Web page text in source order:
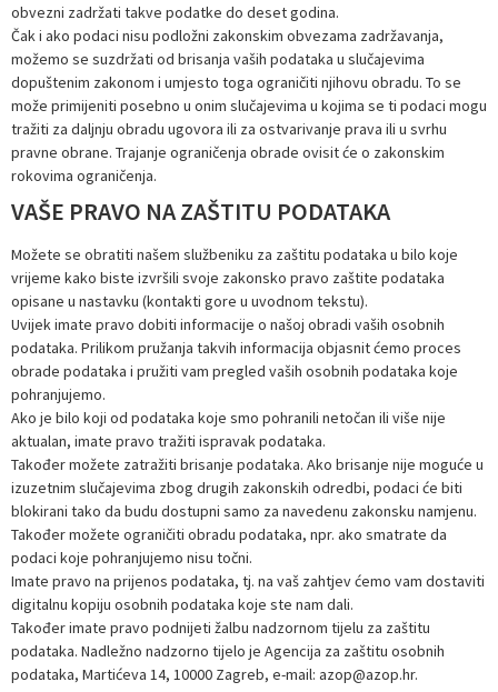
obvezni zadržati takve podatke do deset godina.
Čak i ako podaci nisu podložni zakonskim obvezama zadržavanja,
možemo se suzdržati od brisanja vaših podataka u slučajevima
dopuštenim zakonom i umjesto toga ograničiti njihovu obradu. To se
može primijeniti posebno u onim slučajevima u kojima se ti podaci mogu
tražiti za daljnju obradu ugovora ili za ostvarivanje prava ili u svrhu
pravne obrane. Trajanje ograničenja obrade ovisit će o zakonskim
rokovima ograničenja.
VAŠE PRAVO NA ZAŠTITU PODATAKA
Možete se obratiti našem službeniku za zaštitu podataka u bilo koje
vrijeme kako biste izvršili svoje zakonsko pravo zaštite podataka
opisane u nastavku (kontakti gore u uvodnom tekstu).
Uvijek imate pravo dobiti informacije o našoj obradi vaših osobnih
podataka. Prilikom pružanja takvih informacija objasnit ćemo proces
obrade podataka i pružiti vam pregled vaših osobnih podataka koje
pohranjujemo.
Ako je bilo koji od podataka koje smo pohranili netočan ili više nije
aktualan, imate pravo tražiti ispravak podataka.
Također možete zatražiti brisanje podataka. Ako brisanje nije moguće u
izuzetnim slučajevima zbog drugih zakonskih odredbi, podaci će biti
blokirani tako da budu dostupni samo za navedenu zakonsku namjenu.
Također možete ograničiti obradu podataka, npr. ako smatrate da
podaci koje pohranjujemo nisu točni.
Imate pravo na prijenos podataka, tj. na vaš zahtjev ćemo vam dostaviti
digitalnu kopiju osobnih podataka koje ste nam dali.
Također imate pravo podnijeti žalbu nadzornom tijelu za zaštitu
podataka. Nadležno nadzorno tijelo je Agencija za zaštitu osobnih
podataka, Martićeva 14, 10000 Zagreb, e-mail: azop@azop.hr.